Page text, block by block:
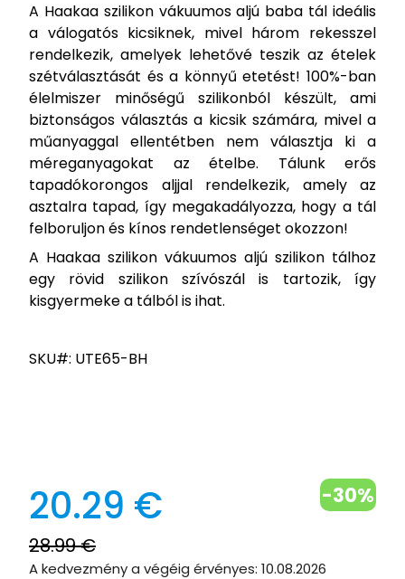
A Haakaa szilikon vákuumos aljú baba tál ideális
a válogatós kicsiknek, mivel három rekesszel
rendelkezik, amelyek lehetővé teszik az ételek
szétválasztását és a könnyű etetést! 100%-ban
élelmiszer minőségű szilikonból készült, ami
biztonságos választás a kicsik számára, mivel a
műanyaggal ellentétben nem választja ki a
méreganyagokat az ételbe. Tálunk erős
tapadókorongos aljjal rendelkezik, amely az
asztalra tapad, így megakadályozza, hogy a tál
felboruljon és kínos rendetlenséget okozzon!
A Haakaa szilikon vákuumos aljú szilikon tálhoz
egy rövid szilikon szívószál is tartozik, így
kisgyermeke a tálból is ihat.
SKU#: UTE65-BH
20.29 €
28.99 €
-30%
A kedvezmény a végéig érvényes: 10.08.2026